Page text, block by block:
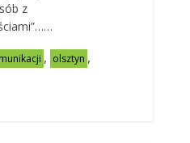
z
, olsztyn ,